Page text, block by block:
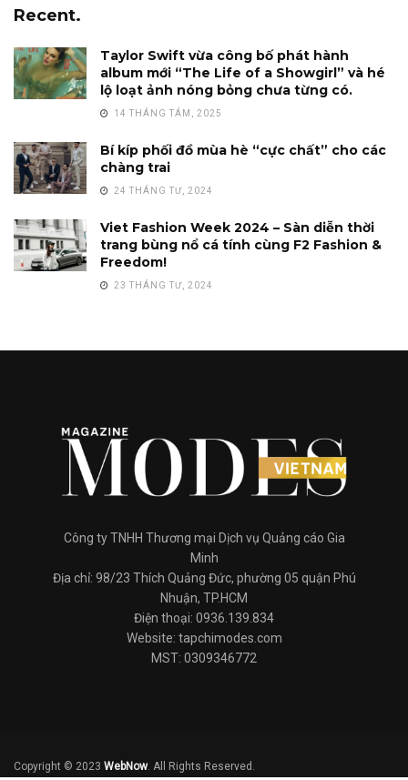
Recent.
Taylor Swift vừa công bố phát hành
album mới “The Life of a Showgirl” và hé
lộ loạt ảnh nóng bỏng chưa từng có.
14 THÁNG TÁM, 2025
Bí kíp phối đồ mùa hè “cực chất” cho các
chàng trai
24 THÁNG TƯ, 2024
Viet Fashion Week 2024 – Sàn diễn thời
trang bùng nổ cá tính cùng F2 Fashion &
Freedom!
23 THÁNG TƯ, 2024
Công ty TNHH Thương mại Dịch vụ Quảng cáo Gia
Minh
Địa chỉ: 98/23 Thích Quảng Đức, phường 05 quận Phú
Nhuận, TP.HCM
Điện thoại: 0936.139.834
Website: tapchimodes.com
MST: 0309346772
Copyright © 2023 WebNow. All Rights Reserved.